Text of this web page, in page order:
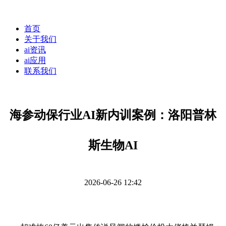
首页
关于我们
ai资讯
ai应用
联系我们
海参动保行业AI新内训案例：洛阳普林
斯生物AI
2026-06-26 12:42